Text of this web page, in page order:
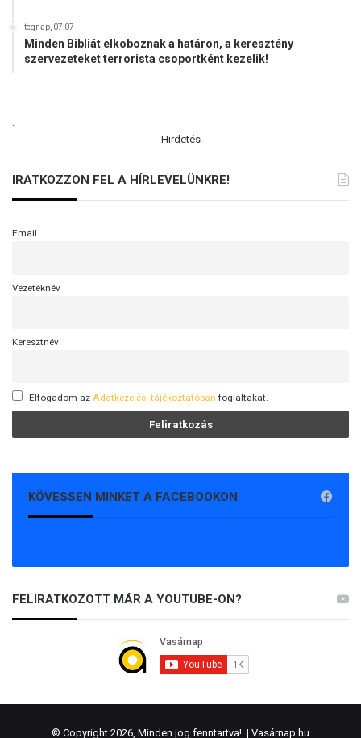
tegnap, 07:07
Minden Bibliát elkoboznak a határon, a keresztény
szervezeteket terrorista csoportként kezelik!
.
Hirdetés
IRATKOZZON FEL A HÍRLEVELÜNKRE!
Email
Vezetéknév
Keresztnév
Elfogadom az Adatkezelési tájékoztatóban foglaltakat.
KÖVESSEN MINKET A FACEBOOKON
FELIRATKOZOTT MÁR A YOUTUBE-ON?
© Copyright 2026, Minden jog fenntartva! | Vasárnap.hu